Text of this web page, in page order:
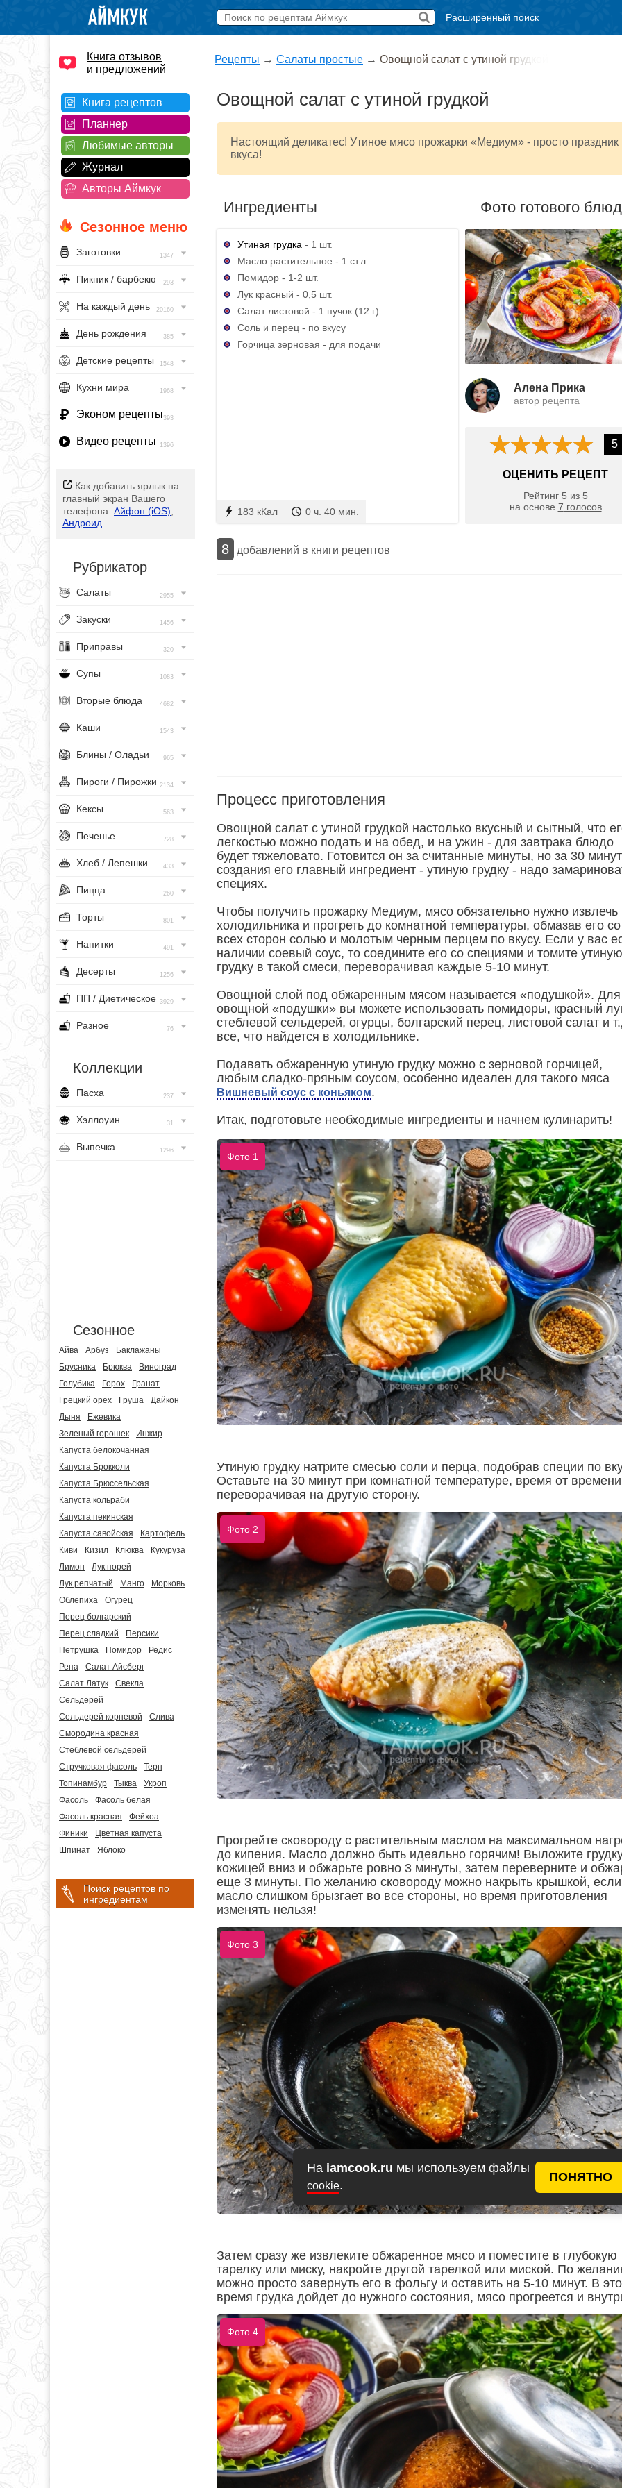
На iamcook.ru мы используем файлы
cookie.
ПОНЯТНО
Расширенный поиск
Книга отзывов
и предложений
Книга рецептов
Планнер
Любимые авторы
Журнал
Авторы Аймкук
Сезонное меню
Заготовки 1347
Пикник / барбекю 293
На каждый день 20160
День рождения 385
Детские рецепты 1548
Кухни мира 1968
Эконом рецепты393
Видео рецепты 1396
Как добавить ярлык на
главный экран Вашего
телефона: Айфон (iOS)
Андроид
Рубрикатор
Салаты 2955
Закуски 1456
Приправы 320
Супы 1083
Вторые блюда 4682
Каши 1543
Блины / Оладьи 965
Пироги / Пирожки 2134
Кексы 563
Печенье 728
Хлеб / Лепешки 433
Пицца 260
Торты 801
Напитки 491
Десерты 1256
ПП / Диетическое 3929
Разное 76
Коллекции
Пасха 237
Хэллоуин 31
Выпечка 1296
Сезонное
Айва Арбуз
Баклажаны
Брусника
Брюква
Виноград
Голубика
Горох
Гранат
Грецкий орех
Груша
Дайкон
Дыня
Ежевика
Зеленый горошек
Инжир
Капуста белокочанная
Капуста Брокколи
Капуста Брюссельская
Капуста кольраби
Капуста пекинская
Капуста савойская
Картофель
Киви
Кизил Клюква
Кукуруза
Лимон
Лук порей
Лук репчатый
Манго
Морковь
Облепиха
Огурец
Перец болгарский
Перец сладкий
Персики
Петрушка
Помидор
Редис
Репа
Салат Айсберг
Салат Латук
Свекла
Сельдерей
Сельдерей корневой
Слива
Смородина красная
Стеблевой сельдерей
Стручковая фасоль
Терн
Топинамбур
Тыква
Укроп
Фасоль
Фасоль белая
Фасоль красная
Фейхоа
Финики
Цветная капуста
Шпинат
Яблоко
Поиск рецептов по
ингредиентам
Рецепты → Салаты простые → Овощной салат с утиной грудкой
Овощной салат с утиной грудкой
Настоящий деликатес! Утиное мясо прожарки «Медиум» - просто праздник
вкуса!
Ингредиенты
Утиная грудка - 1 шт.
Масло растительное - 1 ст.л.
Помидор - 1-2 шт.
Лук красный - 0,5 шт.
Салат листовой - 1 пучок (12 г)
Соль и перец - по вкусу
Горчица зерновая - для подачи
183 кКал 0 ч. 40 мин.
Фото готового
Алена Прика
автор рецепта
5
ОЦЕНИТЬ РЕЦЕПТ
Рейтинг 5 из 5
на основе 7 голосов
8 добавлений в книги рецептов
Процесс приготовления
Овощной салат с утиной грудкой настолько вкусный и сытный, что
легкостью можно подать и на обед, и на ужин - для завтрака блюдо
будет тяжеловато. Готовится он за считанные минуты, но за 30
создания его главный ингредиент - утиную грудку - надо
специях.
Чтобы получить прожарку Медиум, мясо обязательно нужно извлечь
холодильника и прогреть до комнатной температуры, обмазав его со
всех сторон солью и молотым черным перцем по вкусу. Если у вас
наличии соевый соус, то соедините его со специями и томите утиную
грудку в такой смеси, переворачивая каждые 5-10 минут.
Овощной слой под обжаренным мясом называется «подушкой». Для
овощной «подушки» вы можете использовать помидоры, красный
стеблевой сельдерей, огурцы, болгарский перец, листовой салат и
все, что найдется в холодильнике.
Подавать обжаренную утиную грудку можно с зерновой горчицей,
любым сладко-пряным соусом, особенно идеален для такого мяса
Вишневый соус с коньяком.
Итак, подготовьте необходимые ингредиенты и начнем кулинарить!
Фото 1
Утиную грудку натрите смесью соли и перца, подобрав специи по
Оставьте на 30 минут при комнатной температуре, время от времени
переворачивая на другую сторону.
Фото 2
Прогрейте сковороду с растительным маслом на максимальном
до кипения. Масло должно быть идеально горячим! Выложите
кожицей вниз и обжарьте ровно 3 минуты, затем переверните и
еще 3 минуты. По желанию сковороду можно накрыть крышкой, если
масло слишком брызгает во все стороны, но время приготовления
изменять нельзя!
Фото 3
Затем сразу же извлеките обжаренное мясо и поместите в глубокую
тарелку или миску, накройте другой тарелкой или миской. По
можно просто завернуть его в фольгу и оставить на 5-10 минут. В это
время грудка дойдет до нужного состояния, мясо прогреется и
Фото 4